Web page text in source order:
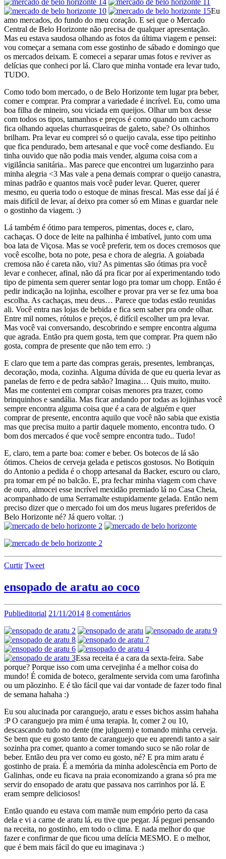
Eu
amo mercados, do fundo do meu coração. E sei que o Mercado
Central de Belo Horizonte não precisa de qualquer apresentação.
Mas eu estava saudosa olhando as fotos da última viagem e pensei:
vou começar a semana com esse gostinho de sábado e domingo que
os mercados deixam. E comecei a separar umas fotos e reviver as
delícias que conheci por lá. Claro que minha vontade era levar tudo,
TUDO.
Como todo bom mercado, o de Belo Horizonte tem lugar pra beber,
comer e comprar. Pra comprar a variedade é incrível. Eu, como uma
boa filha de mineiro, sou viciada em queijos. Olhar um box desse
com todos os tipos, tamanhos e preços é como quando um cachorro
fica olhando aquelas churrasqueiras de galeto, sabe? Os olhinhos
brilham. Pra levar eu comprei só o queijo cavala, esse tipo peitinho
que fica pendurado, bem artesanal e que você come desfiando. Eu
tinha ouvido que não podia mais vender, alguma coisa com a
vigilância sanitária.. Mas parece que encontrei um lugarzinho para
minha alegria <3 Mas vale a pena demais comprar o queijo canastra,
minas padrão e quantos mais você puder levar. Querer, querer
mesmo, eu queria todo o estoque de minas frescal. Mas esse daí já é
mais difícil de levar, aí deixo pra comer só em Minas e guardar nele
o gostinho da viagem. :)
Lá também é ótimo para temperos, pimentas, doces e, claro,
cachaças. O doce de leite na palhinha é imbatível, junto com uma
boa lata de Viçosa. Mas se você preferir, tem os doces cremosos que
você escolhe, bota no pote, pesa e chora de alegria. A goiabada
cremosa não é careta não, viu? As pimentas são ótimas pra você
levar e conhecer, afinal, não dá pra ficar por aí experimentando todo
tipo de pimenta sem querer sentar logo pra tomar um chopp. Então é
pedir indicação na lojinha, escolher e provar pra ver se fez uma boa
escolha. As cachaças, meu deus… Parece que todas estão reunidas
ali. Você entra nas lojas de bebida e fica sem saber pra onde olhar.
Entre mil nomes, rótulos e preços, é difícil escolher um pra levar.
Mas você vai conversando, descobrindo e sempre encontra alguma
que agrada. Então pra quem gosta, tem que comprar. Pra quem não
gosta, compra de presente que não tem erro. :)
E claro que tem a parte das compras gerais, presentes, lembranças,
decoração, moda, cozinha. Alguma dúvida de que eu queria levar as
panelas de ferro e de pedra sabão? Imagina… Quis muito, muito.
Mas me contentei em comprar coisas menores pra trazer, como
brinquinhos e sandália. Mas ficar andando por todas as lojinhas você
sempre encontra alguma coisa que é a cara de alguém e quer
comprar de presente, encontra aquilo que você não sabia que existia
mas que precisa muito a partir daquele momento, encontra tudo. O
bom dos mercados é que você sempre encontra tudo.. Tudo!
E, claro, tem a parte boa: comer e beber. Os botecos de lá são
ótimos. Cheios de cerveja gelada e petiscos gostosos. No Botiquin
do Antonio a pedida é o chopp artesanal da Backer, escuro ou claro,
pra tomar em pé no balcão. E, pra fechar minha viagem com chave
de ouro, almocei esse incrível mexidão premiado lá no Casa Cheia,
acompanhado de uma Serramalte estupidamente gelada. Então nem
preciso dizer que o mercado foi um dos meus lugares preferidos de
Belo Horizonte né? Já quero voltar. :)
Curtir Tweet
ensopado de aratu ao coco
Publieditorial 21/11/2014 8 comentários
Essa receita é a cara da sexta-feira. Sabe
porque? Porque isso com uma cervejinha é a melhor coisa do
mundo! É comida de boteco, geralmente servida com uma farofinha
ou um pãozinho. E é tão fácil que vai dar vontade de fazer todo final
de semana hahaha :)
Eu sou alucinada por caranguejo, aratu e esses bichos assim hahaha
:P O caranguejo pra mim é uma terapia. Ir, comer 2 ou 10,
descascando tudo no dente (me julguem) e tomando minha cerveja.
Se bem que eu gosto tanto de caranguejo que eu aprendi tanto a sair
sozinha pra comer, quanto a comer tomando suco se não rolar de
beber. Então deu pra ver como eu gosto, né? E pra mim aratu é
gostinho de praia. É a memória da minha adolescência em Porto de
Galinhas, onde eu ficava na praia economizando a grana só pra me
servir do ensopado de aratu que passava nos carrinhos por lá. E
eram sempre deliciosos!
Então quando eu estava com mamãe num empório perto da casa
dela e vi a carne de aratu lá, eu tive que pegar. Já peguei pensando
na receita, no gostinho, em todo o clima. E nada melhor do que
fazer e confirmar de que ficou uma delícia MESMO. E o melhor,
que é bem mais fácil do que eu imaginava :)